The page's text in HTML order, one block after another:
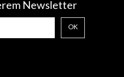
Newsletter
OK